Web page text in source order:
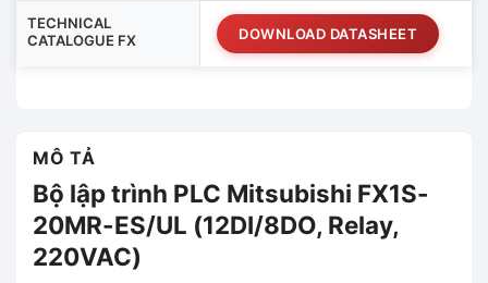
TECHNICAL
CATALOGUE FX
DOWNLOAD DATASHEET
MÔ TẢ
Bộ lập trình PLC Mitsubishi FX1S-
20MR-ES/UL (12DI/8DO, Relay,
220VAC)